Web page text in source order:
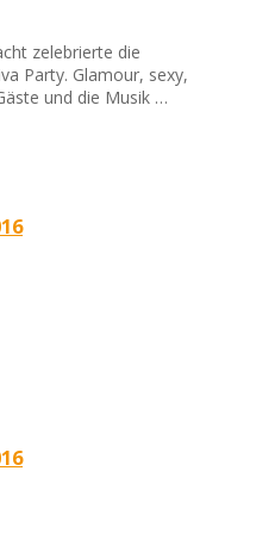
zelebrierte die
Party. Glamour, sexy,
und die Musik …